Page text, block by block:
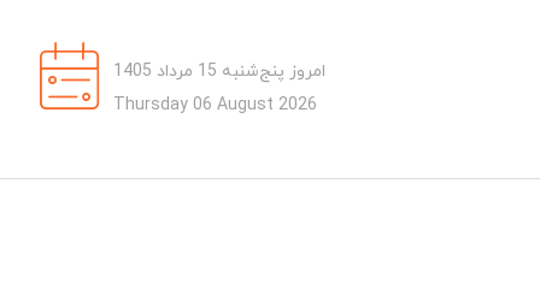
امروز پنج‌شنبه 15 مرداد 1405
Thursday 06 August 2026